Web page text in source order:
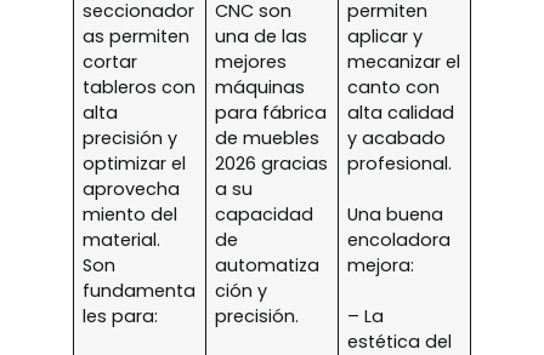
seccionador
as permiten
cortar
tableros con
alta
precisión y
optimizar el
aprovecha
miento del
material.
Son
fundamenta
les para:
CNC son
una de las
mejores
máquinas
para fábrica
de muebles
2026 gracias
a su
capacidad
de
automatiza
ción y
precisión.
permiten
aplicar y
mecanizar el
canto con
alta calidad
y acabado
profesional.
Una buena
encoladora
mejora:
– La
estética del